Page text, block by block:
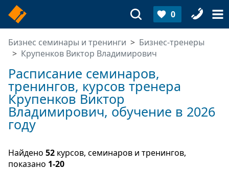
0
Бизнес семинары и тренинги
Бизнес-тренеры
Крупенков Виктор Владимирович
Расписание семинаров,
тренингов, курсов тренера
Крупенков Виктор
Владимирович, обучение в 2026
году
Найдено 52 курсов, семинаров и тренингов,
показано 1-20